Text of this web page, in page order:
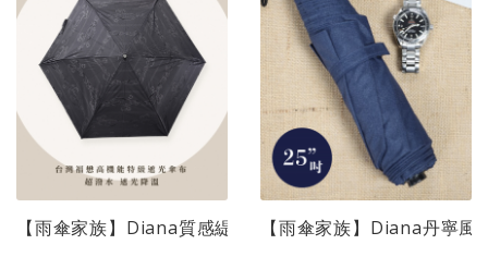
【雨傘家族】Diana質感緹花省力安全自動傘(22吋)｜台
【雨傘家族】Diana丹寧